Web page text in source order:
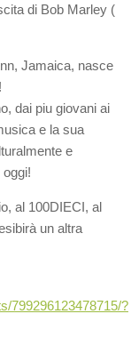
di Bob Marley (
Jamaica, nasce
dai piu giovani ai
e la sua
e
al 100DIECI, al
un altra
799296123478715/?